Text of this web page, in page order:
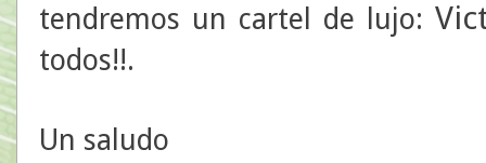
tendremos un cartel de lujo:
todos!!.
Un saludo